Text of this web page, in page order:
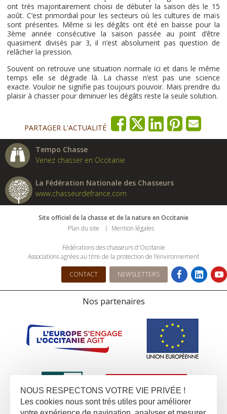
ont très majoritairement choisi de débuter la saison dès le 15
août. C’est primordial pour les secteurs où les cultures de maïs
sont présentes. Même si les dégâts ont été en baisse pour la
3ème année consécutive la saison passée au point d’être
quasiment divisés par 3, il n’est absolument pas question de
relâcher la pression.
Souvent on retrouve une situation normale ici et dans le même
temps elle se dégrade là. La chasse n’est pas une science
exacte. Vouloir ne signifie pas toujours pouvoir. Mais prendre du
plaisir à chasser pour diminuer les dégâts reste la seule solution.
PARTAGER L'ACTUALITÉ
Tempo Chasse
Venez chasser en Occitanie
La Fédération Nationale des Chasseurs
www.chasseurdefrance.com
Site officiel de la chasse et de la nature en Occitanie
Plan du site
Mention légales
Fédérations des chasseurs d'Occitanie
Associations agrées au titre de la protection de l’environnement
CONTACT NEWSLETTERS
Nos partenaires
NOUS RESPECTONS VOTRE VIE PRIVÉE !
Les cookies nous sont trés utiles pour améliorer